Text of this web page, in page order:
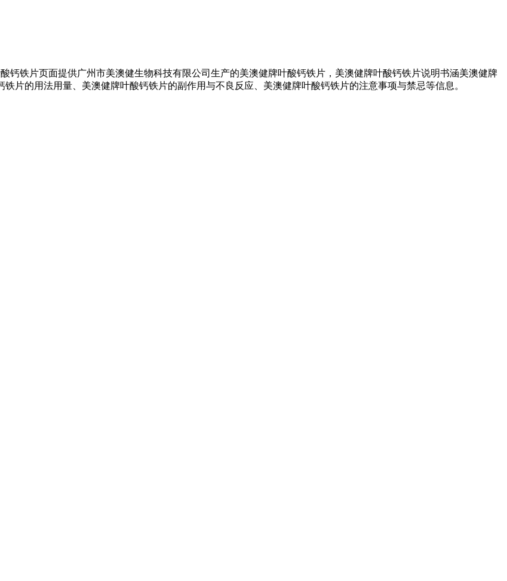
钙铁片页面提供广州市美澳健生物科技有限公司生产的美澳健牌叶酸钙铁片，美澳健牌叶酸钙铁片说明书涵美澳健牌
片的用法用量、美澳健牌叶酸钙铁片的副作用与不良反应、美澳健牌叶酸钙铁片的注意事项与禁忌等信息。